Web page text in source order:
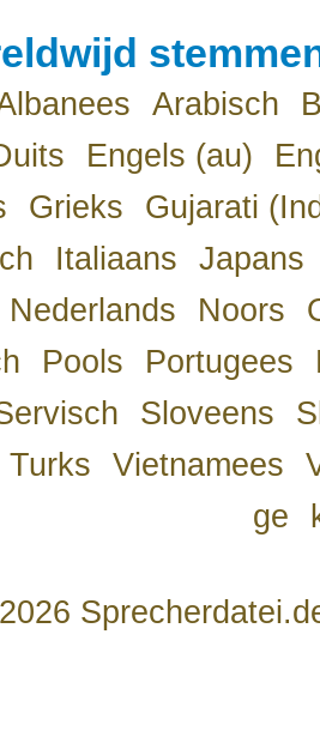
Arabisch
Engels (au)
Grieks
Gujarati
Italiaans
Japans
Nederlands Noors
Pools Portugees
Sloveens
Turks Vietnamees
ge